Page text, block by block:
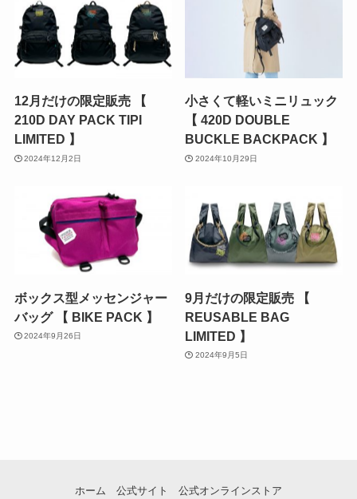
12月だけの限定販売 【
210D DAY PACK TIPI
LIMITED 】
2024年12月2日
小さくて軽いミニリュック
【 420D DOUBLE
BUCKLE BACKPACK 】
2024年10月29日
ボックス型メッセンジャー
バッグ 【 BIKE PACK 】
2024年9月26日
9月だけの限定販売 【
REUSABLE BAG
LIMITED 】
2024年9月5日
ホーム 公式サイト 公式オンラインストア